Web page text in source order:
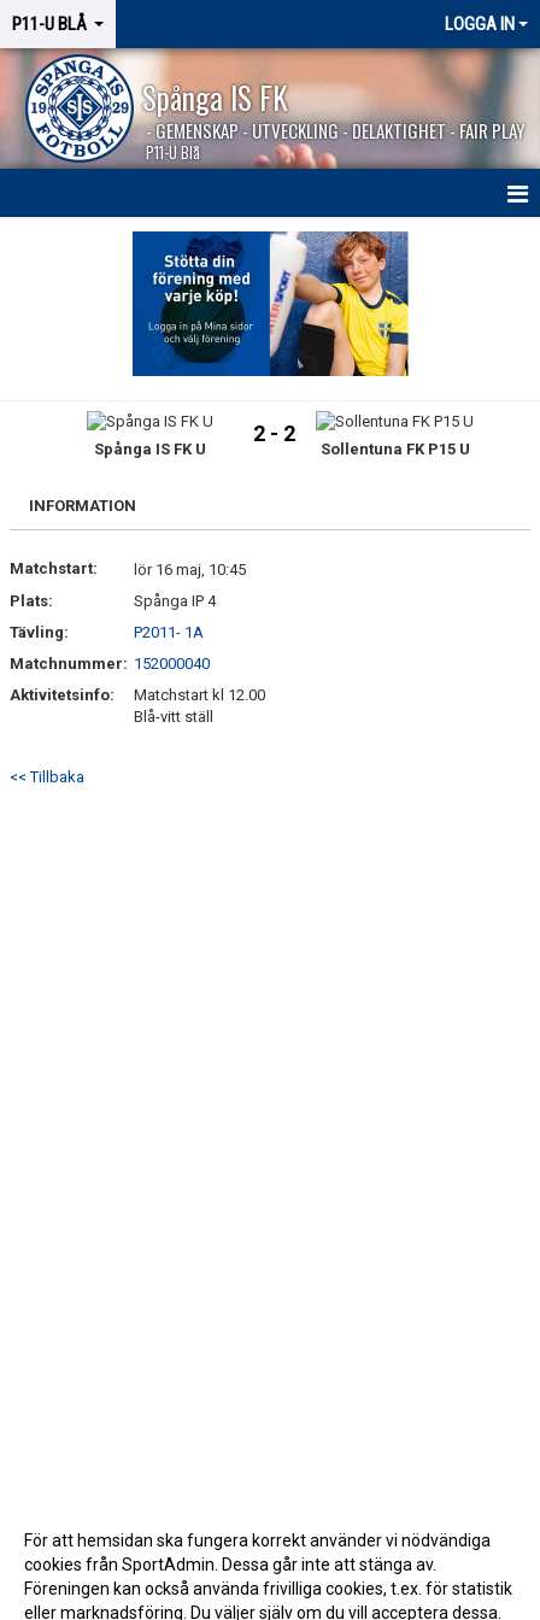
P11-U BLÅ LOGGA IN
Spånga IS FK
- GEMENSKAP - UTVECKLING - DELAKTIGHET - FAIR PLAY
P11-U Blå
Spånga IS FK U
2 - 2
Sollentuna FK P15 U
INFORMATION
Matchstart:
lör 16 maj, 10:45
Plats:
Spånga IP 4
Tävling:
P2011- 1A
Matchnummer: 152000040
Aktivitetsinfo:
Matchstart kl 12.00
Blå-vitt ställ
<< Tillbaka
För att hemsidan ska fungera korrekt använder vi nödvändiga
cookies från SportAdmin. Dessa går inte att stänga av.
Föreningen kan också använda frivilliga cookies, t.ex. för statistik
eller marknadsföring. Du väljer själv om du vill acceptera dessa.